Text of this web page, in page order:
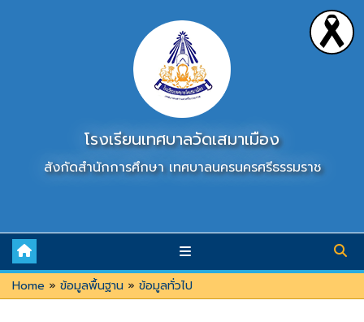
โรงเรียนเทศบาลวัดเสมาเมือง
สังกัดสำนักการศึกษา เทศบาลนครนครศรีธรรมราช
Home » ข้อมูลพื้นฐาน » ข้อมูลทั่วไป